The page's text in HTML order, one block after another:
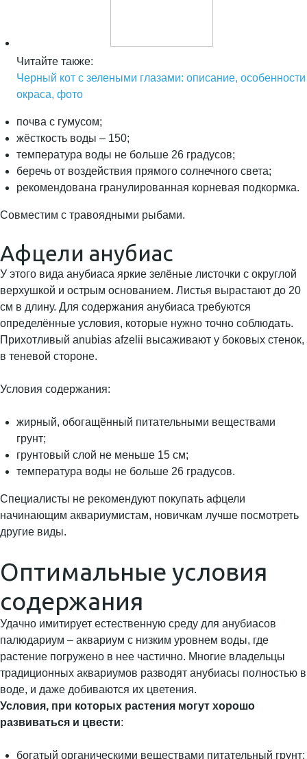
Читайте также:
Черный кот с зелеными глазами: описание, особенности
окраса, фото
почва с гумусом;
жёсткость воды – 150;
температура воды не больше 26 градусов;
беречь от воздействия прямого солнечного света;
рекомендована гранулированная корневая подкормка.
Совместим с травоядными рыбами.
Афцели анубиас
У этого вида анубиаса яркие зелёные листочки с округлой
верхушкой и острым основанием. Листья вырастают до 20
см в длину. Для содержания анубиаса требуются
определённые условия, которые нужно точно соблюдать.
Прихотливый anubias afzelii высаживают у боковых стенок,
в теневой стороне.
Условия содержания:
жирный, обогащённый питательными веществами
грунт;
грунтовый слой не меньше 15 см;
температура воды не больше 26 градусов.
Специалисты не рекомендуют покупать афцели
начинающим аквариумистам, новичкам лучше посмотреть
другие виды.
Оптимальные условия
содержания
Удачно имитирует естественную среду для анубиасов
палюдариум – аквариум с низким уровнем воды, где
растение погружено в нее частично. Многие владельцы
традиционных аквариумов разводят анубиасы полностью в
воде, и даже добиваются их цветения.
Условия, при которых растения могут хорошо
развиваться и цвести:
богатый органическими веществами питательный грунт;